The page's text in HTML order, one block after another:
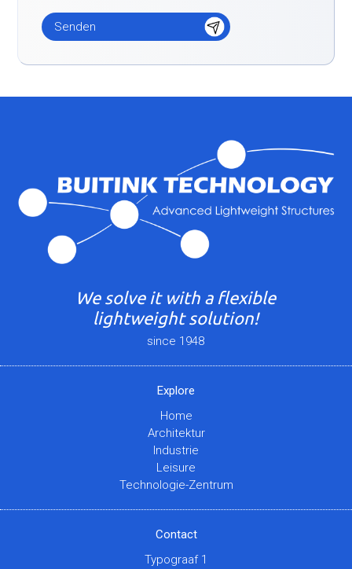
We solve it with a flexible
lightweight solution!
since 1948
Explore
Home
Architektur
Industrie
Leisure
Technologie-Zentrum
Contact
Typograaf 1